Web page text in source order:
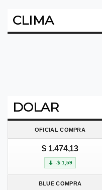
CLIMA
DOLAR
OFICIAL COMPRA
$ 1.474,13
-$ 1,59
BLUE COMPRA